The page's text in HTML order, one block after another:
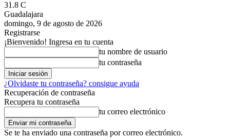
31.8 C
Guadalajara
domingo, 9 de agosto de 2026
Registrarse
¡Bienvenido! Ingresa en tu cuenta
tu nombre de usuario
tu contraseña
¿Olvidaste tu contraseña? consigue ayuda
Recuperación de contraseña
Recupera tu contraseña
tu correo electrónico
Se te ha enviado una contraseña por correo electrónico.